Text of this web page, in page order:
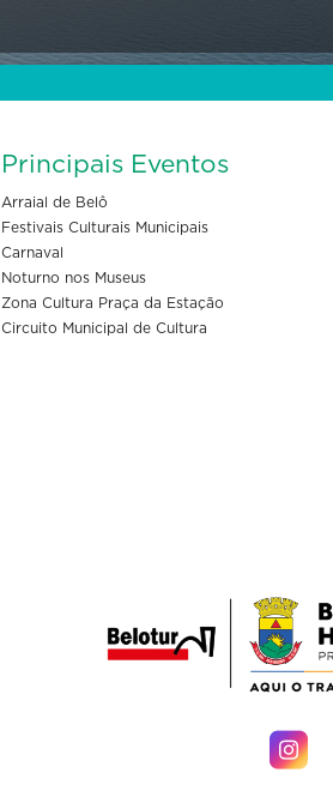
Principais Eventos
Arraial de Belô
Festivais Culturais Municipais
Carnaval
Noturno nos Museus
Zona Cultura Praça da Estação
Circuito Municipal de Cultura